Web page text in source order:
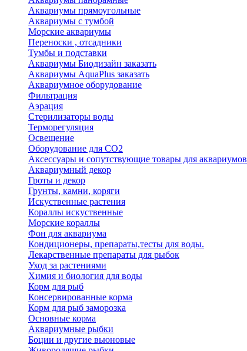
Аквариумы прямоугольные
Аквариумы с тумбой
Морские аквариумы
Переноски , отсадники
Тумбы и подставки
Аквариумы Биодизайн заказать
Аквариумы AquaPlus заказать
Аквариумное оборудование
Фильтрация
Аэрация
Стерилизаторы воды
Терморегуляция
Освещение
Оборудование для CO2
Аксессуары и сопутствующие товары для аквариумов
Аквариумный декор
Гроты и декор
Грунты, камни, коряги
Искуственные растения
Кораллы искуственные
Морские кораллы
Фон для аквариума
Кондиционеры, препараты,тесты для воды.
Лекарственные препараты для рыбок
Уход за растениями
Химия и биология для воды
Корм для рыб
Консервированные корма
Корм для рыб заморозка
Основные корма
Аквариумные рыбки
Боции и другие вьюновые